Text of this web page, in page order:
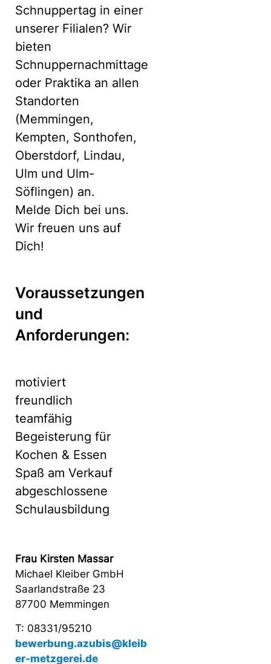
Schnuppertag in einer
unserer Filialen? Wir
bieten
Schnuppernachmittage
oder Praktika an allen
Standorten
(Memmingen,
Kempten, Sonthofen,
Oberstdorf, Lindau,
Ulm und Ulm-
Söflingen) an.
Melde Dich bei uns.
Wir freuen uns auf
Dich!
Voraussetzungen
und
Anforderungen:
motiviert
freundlich
teamfähig
Begeisterung für
Kochen & Essen
Spaß am Verkauf
abgeschlossene
Schulausbildung
Frau Kirsten Massar
Michael Kleiber GmbH
Saarlandstraße 23
87700 Memmingen
T: 08331/95210
bewerbung.azubis@kleib
er-metzgerei.de